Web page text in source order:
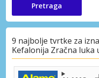
Pretraga
9 najbolje tvrtke za
Kefalonija Zračna luka